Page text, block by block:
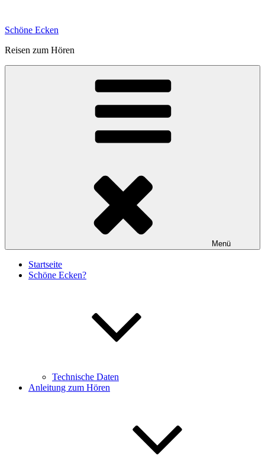
springen
Schöne Ecken
Reisen zum Hören
Menü
Startseite
Schöne Ecken?
Technische Daten
Anleitung zum Hören